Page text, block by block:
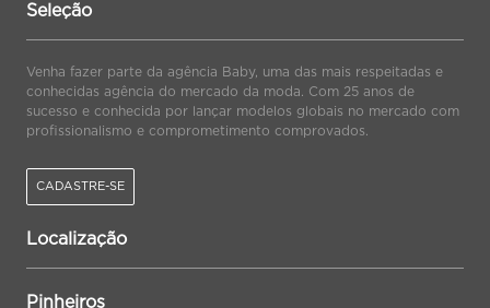
Seleção
Venha fazer parte da agência Baby, uma das mais respeitadas e
conhecidas agência do mercado da moda. Com 25 anos de
sucesso e conhecida por lançar modelos globais no mercado com
profissionalismo e comprometimento comprovados.
CADASTRE-SE
Localização
Pinheiros